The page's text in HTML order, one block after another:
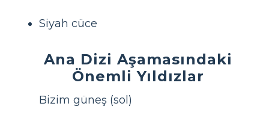
Siyah cüce
Ana Dizi Aşamasındaki
Önemli Yıldızlar
Bizim güneş (sol)